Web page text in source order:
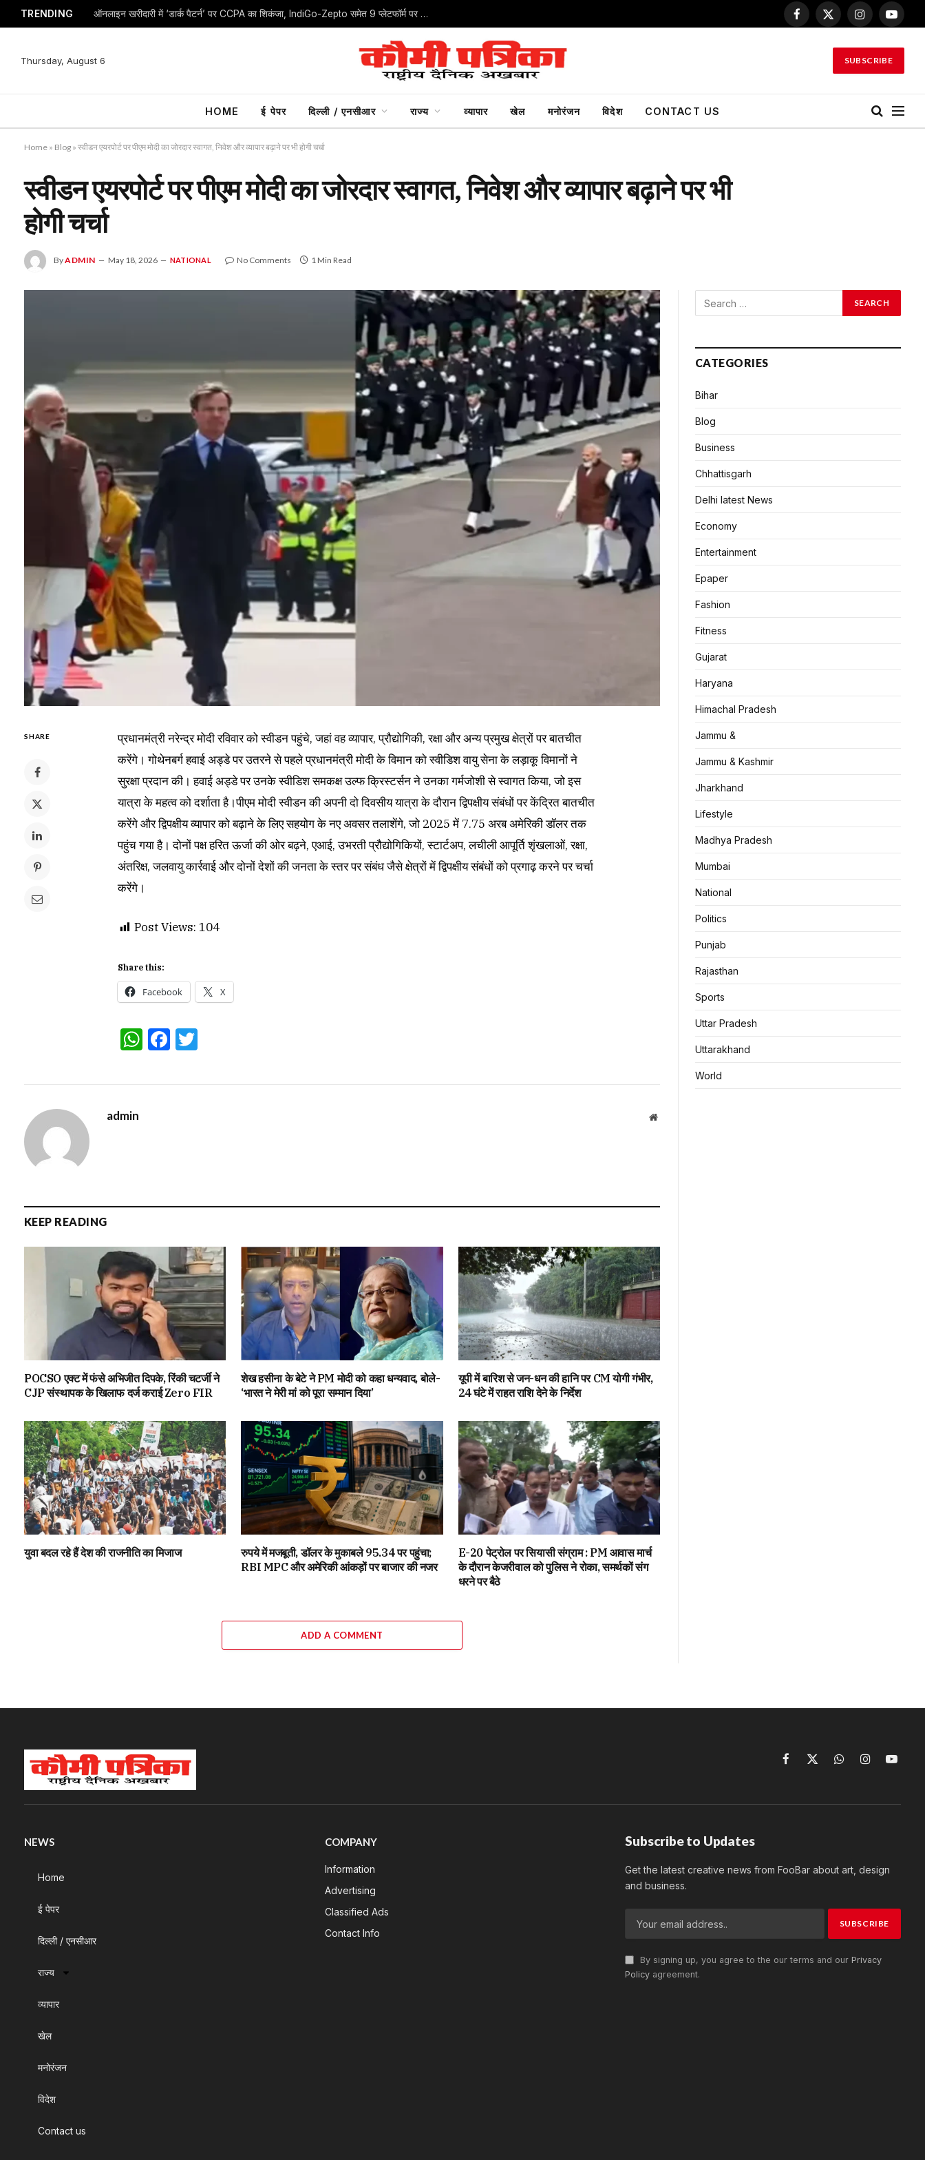
TRENDING ऑनलाइन खरीदारी में ‘डार्क पैटर्न’ पर CCPA का शिकंजा, IndiGo-Zepto समेत 9 प्लेटफॉर्म पर जुर्माना
Facebook
X
Instagram
Thursday, August 6 SUBSCRIBE
HOME ई पेपर दिल्ली / एनसीआर राज्य व्यापार खेल मनोरंजन विदेश CONTACT US
Home » Blog » स्वीडन एयरपोर्ट पर पीएम मोदी का जोरदार स्वागत, निवेश और व्यापार बढ़ाने पर भी होगी चर्चा
स्वीडन एयरपोर्ट पर पीएम मोदी का जोरदार स्वागत, निवेश और व्यापार बढ़ाने पर भी
होगी चर्चा
ByADMIN May 18, 2026 NATIONAL No Comments 1 Min Read
SHARE
प्रधानमंत्री नरेन्द्र मोदी रविवार को स्वीडन पहुंचे, जहां वह व्यापार, प्रौद्योगिकी, रक्षा और अन्य प्रमुख क्षेत्रों पर बातचीत
करेंगे। गोथेनबर्ग हवाई अड्डे पर उतरने से पहले प्रधानमंत्री मोदी के विमान को स्वीडिश वायु सेना के लड़ाकू विमानों ने
सुरक्षा प्रदान की। हवाई अड्डे पर उनके स्वीडिश समकक्ष उल्फ क्रिस्टर्सन ने उनका गर्मजोशी से स्वागत किया, जो इस
यात्रा के महत्व को दर्शाता है।पीएम मोदी स्वीडन की अपनी दो दिवसीय यात्रा के दौरान द्विपक्षीय संबंधों पर केंद्रित बातचीत
करेंगे और द्विपक्षीय व्यापार को बढ़ाने के लिए सहयोग के नए अवसर तलाशेंगे, जो 2025 में 7.75 अरब अमेरिकी डॉलर तक
पहुंच गया है। दोनों पक्ष हरित ऊर्जा की ओर बढ़ने, एआई, उभरती प्रौद्योगिकियों, स्टार्टअप, लचीली आपूर्ति शृंखलाओं, रक्षा,
अंतरिक्ष, जलवायु कार्रवाई और दोनों देशों की जनता के स्तर पर संबंध जैसे क्षेत्रों में द्विपक्षीय संबंधों को प्रगाढ़ करने पर चर्चा
करेंगे।
Post Views: 104
Share this:
Facebook X
WhatsApp
Facebook
admin Website
KEEP READING
POCSO एक्ट में फंसे अभिजीत दिपके, रिंकी चटर्जी ने
CJP संस्थापक के खिलाफ दर्ज कराई Zero FIR
शेख हसीना के बेटे ने PM मोदी को कहा धन्यवाद, बोले-
‘भारत ने मेरी मां को पूरा सम्मान दिया’
यूपी में बारिश से जन-धन की हानि पर CM योगी गंभीर,
24 घंटे में राहत राशि देने के निर्देश
युवा बदल रहे हैं देश की राजनीति का मिजाज
रुपये में मजबूती, डॉलर के मुकाबले 95.34 पर पहुंचा;
RBI MPC और अमेरिकी आंकड़ों पर बाजार की नजर
E-20 पेट्रोल पर सियासी संग्राम : PM आवास मार्च
के दौरान केजरीवाल को पुलिस ने रोका, समर्थकों संग
धरने पर बैठे
ADD A COMMENT
CATEGORIES
Bihar
Blog
Business
Chhattisgarh
Delhi latest News
Economy
Entertainment
Epaper
Fashion
Fitness
Gujarat
Haryana
Himachal Pradesh
Jammu &
Jammu & Kashmir
Jharkhand
Lifestyle
Madhya Pradesh
Mumbai
National
Politics
Punjab
Rajasthan
Sports
Uttar Pradesh
Uttarakhand
World
Facebook
X
WhatsAppInstagram
NEWS
Home
ई पेपर
दिल्ली / एनसीआर
राज्य
व्यापार
खेल
मनोरंजन
विदेश
Contact us
COMPANY
Information
Advertising
Classified Ads
Contact Info
Subscribe to Updates
Get the latest creative news from FooBar about art, design
and business.
By signing up, you agree to the our terms and our Privacy
Policy agreement.